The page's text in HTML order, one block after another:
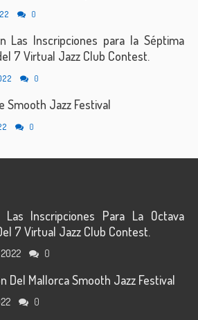
0
Las Inscripciones para la Séptima
7 Virtual Jazz Club Contest.
0
Smooth Jazz Festival
0
Las Inscripciones Para La Octava
7 Virtual Jazz Club Contest.
2022 0
Del Mallorca Smooth Jazz Festival
0